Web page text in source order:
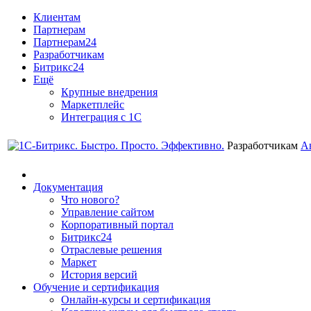
Клиентам
Партнерам
Партнерам24
Разработчикам
Битрикс24
Ещё
Крупные внедрения
Маркетплейс
Интеграция с 1С
Разработчикам
Документация
Что нового?
Управление сайтом
Корпоративный портал
Битрикс24
Отраслевые решения
Маркет
История версий
Обучение и сертификация
Онлайн-курсы и сертификация